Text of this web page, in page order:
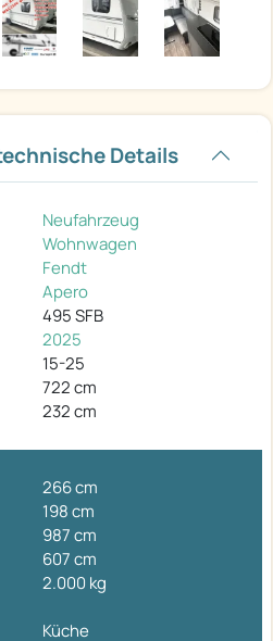
Details
Neufahrzeug
Wohnwagen
Fendt
Apero
495 SFB
2025
15-25
722 cm
232 cm
266 cm
198 cm
987 cm
607 cm
2.000 kg
Küche